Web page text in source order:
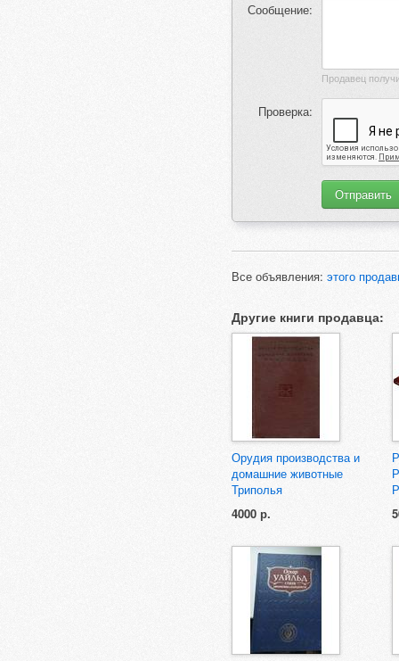
Сообщение:
Проверка:
Все объявления: этого
Другие книги продавца:
Орудия производства и
домашние животные
Триполья
4000 р.